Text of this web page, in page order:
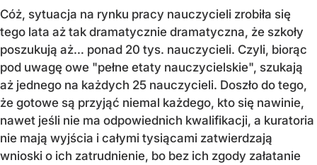
Cóż, sytuacja na rynku pracy nauczycieli zrobiła się
tego lata aż tak dramatycznie dramatyczna, że szkoły
poszukują aż… ponad 20 tys. nauczycieli. Czyli, biorąc
pod uwagę owe "pełne etaty nauczycielskie", szukają
aż jednego na każdych 25 nauczycieli. Doszło do tego,
że gotowe są przyjąć niemal każdego, kto się nawinie,
nawet jeśli nie ma odpowiednich kwalifikacji, a kuratoria
nie mają wyjścia i całymi tysiącami zatwierdzają
wnioski o ich zatrudnienie, bo bez ich zgody załatanie